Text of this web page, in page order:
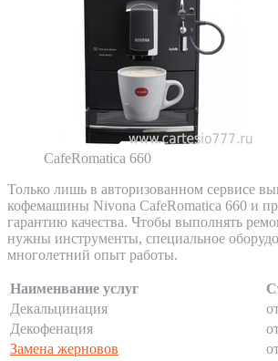
CafeRomatica 660
Только лишь в авторизованном сервисе
кофемашины Nivona CafeRomatica 660 и
гарантию качества. Чтобы выполнять
нужны инструменты, специальное
многолетний опыт работы.
Наименвание услуг
Декальцинация
Декофенация
Замена жерновов